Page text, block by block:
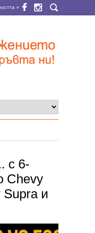
»
с 6-
Chevy
Supra и